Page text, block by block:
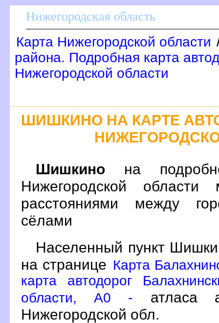
Нижегородская область
Карта Нижегородской области
района. Подробная карта
Нижегородской области
ШИШКИНО НА КАРТЕ
Шишкино на
Нижегородской
расстояниями между
сёлами
Населенный пункт
на странице Карта
карта автодорог
области, A0 -
атласа
Нижегородской обл.